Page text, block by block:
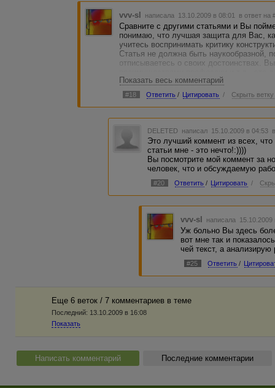
vvv-sl написала 13.10.2009 в 08:01 в ответ на
Сравните с другими статьями и Вы
понимаю, что лучшая защита для Вас,
учитесь воспринимать критику
Статья не должна быть наукообразной,
отписываетесь о своих достоинствах.
конкурса. Удачи и не расстраивайтесь!
Показать весь комментарий
#18 Ответить / Цитировать / Скрыть ветку
DELETED написал 15.10.2009 в 04:53
Это лучший коммент из всех,
статьи мне - это нечто!:))))
Вы посмотрите мой коммент за
человек, что и обсуждаемую
#20 Ответить / Цитировать /
vvv-sl написала
Уж больно Вы здесь
вот мне так и
чей текст, а анализирую
#25 Ответить /
Еще 6 веток / 7 комментариев в темe
Последний: 13.10.2009 в 16:08
Показать
Написать комментарий Последние комментарии